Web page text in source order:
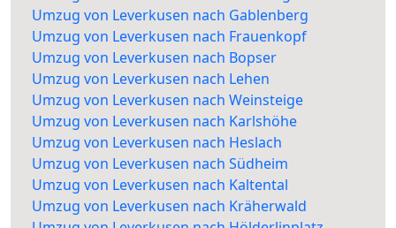
Umzug von Leverkusen nach Gablenberg
Umzug von Leverkusen nach Frauenkopf
Umzug von Leverkusen nach Bopser
Umzug von Leverkusen nach Lehen
Umzug von Leverkusen nach Weinsteige
Umzug von Leverkusen nach Karlshöhe
Umzug von Leverkusen nach Heslach
Umzug von Leverkusen nach Südheim
Umzug von Leverkusen nach Kaltental
Umzug von Leverkusen nach Kräherwald